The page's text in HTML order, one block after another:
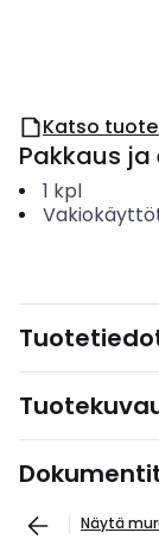
Katso
Pakkaus ja
1 kpl
Näytä